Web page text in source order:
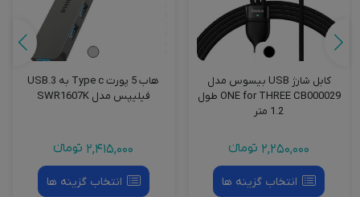
کابل شارژ USB بیسوس مدل
ONE for THREE CB000029 طول
1.2 متر
2,250,000 تومانءء
انتخاب گزینه ها
هاب 5 پورت Type c به USB.3
فیلیپس مدل SWR1607K
2,415,000 تومانءء
انتخاب گزینه ها